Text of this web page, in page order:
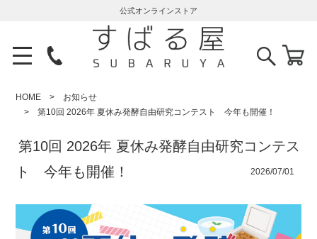
公式オンラインストア
HOME
お知らせ
第10回 2026年 夏休み発酵自由研究コンテスト 今年も開催！
第10回 2026年 夏休み発酵自由研究コンテス
ト 今年も開催！
2026/07/01